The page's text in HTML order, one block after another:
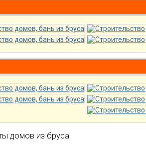
домов из бруса